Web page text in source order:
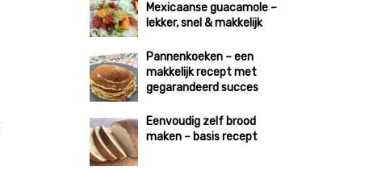
Mexicaanse guacamole –
lekker, snel & makkelijk
Pannenkoeken – een
makkelijk recept met
gegarandeerd succes
Eenvoudig zelf brood
maken – basis recept